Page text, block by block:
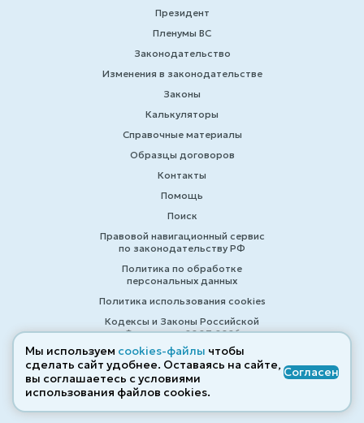
Президент
Пленумы ВС
Законодательство
Изменения в законодательстве
Законы
Калькуляторы
Справочные материалы
Образцы договоров
Контакты
Помощь
Поиск
Правовой навигационный сервис
по законодательству РФ
Политика по обработке
персональных данных
Политика использования cookies
Кодексы и Законы Российской
Федерации 2007-2026
© ZAKONRF.INFO
Мы используем cookies-файлы чтобы
сделать сайт удобнее. Оставаясь на сайте,
вы соглашаетесь с условиями
использования файлов cооkies.
Согласен